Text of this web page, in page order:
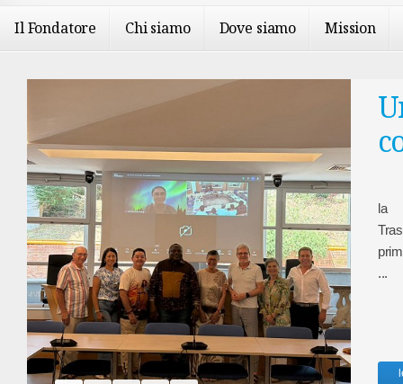
Il Fondatore Chi siamo Dove siamo Mission
la
...